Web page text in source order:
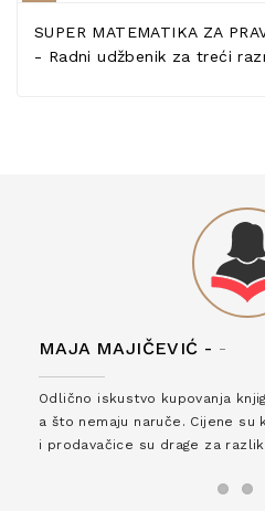
SUPER MATEMATIKA ZA
- Radni udžbenik za treći
MAJA MAJIČEVIĆ - -
Odlično iskustvo kupovanja
a što nemaju naruče. Cijene su
i prodavačice su drage za